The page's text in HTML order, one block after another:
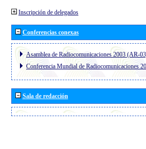
Inscripción de delegados
Conferencias conexas
Asamblea de Radiocomunicaciones 2003 (AR-
Conferencia Mundial de Radiocomunicaciones
Sala de redacción